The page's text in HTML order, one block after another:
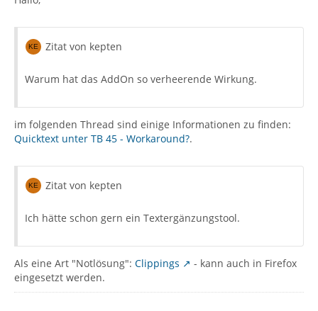
Zitat von kepten
Warum hat das AddOn so verheerende Wirkung.
im folgenden Thread sind einige Informationen zu finden:
Quicktext unter TB 45 - Workaround?.
Zitat von kepten
Ich hätte schon gern ein Textergänzungstool.
Als eine Art "Notlösung": Clippings
- kann auch in Firefox
eingesetzt werden.